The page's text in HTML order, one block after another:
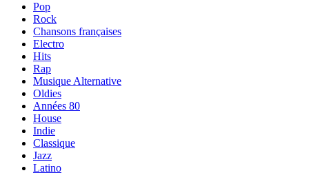
Pop
Rock
Chansons françaises
Electro
Hits
Rap
Musique Alternative
Oldies
Années 80
House
Indie
Classique
Jazz
Latino